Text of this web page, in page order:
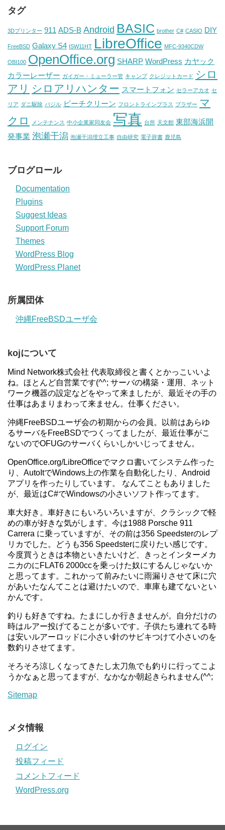
タグ
3Dプリンター 911 ADS-B Android BASIC brother C# CASIO DIY
FreeBSD Galaxy S4 ISW11HT LibreOffice MFC-9340CDW
OBI100 OpenOffice.org SHARP WordPress カヤック
カラーレーザー ガイガー・ミューラー管 キャンプ クレジットカード シロ
アリ シロアリハンター スマートフォン セラーアカオ セ
リア ダニ駆除 バジル ビーチクリーン フロントラインプラス ブラザー マ
クロ
メンテナンス 中小企業家同友会 写真 台所 天文館 東部海浜開
発事業 泡瀬干潟 泡瀬干潟埋立工事 自由研究 電子辞書 鹿児島
ブログロール
Documentation
Plugins
Suggest Ideas
Support Forum
Themes
WordPress Blog
WordPress Planet
所属団体
沖縄FreeBSDユーザ会
kojについて
Mind Network株式会社 代表取締役と書くとかっこいいよ
ね。ほとんど自営業です(^^; サーバの構築・運用、ネット
ワーク機器の設定などをやって来ましたが、最近その手の
仕事はあまりまわって来ません。仕事ください。
沖縄FreeBSDユーザ会の初期からの会員。以前はあらゆ
るサーバをFreeBSDでつくってましたが、最近仕事がこ
ないのでOFUGのサーバくらいしかいじってません。
OpenOffice.org/LibreOfficeでマクロ書いてシステム作った
り、AutoItでWindows上の作業を自動化したり、Android
アプリを作ったりしています。 なんてこともありました
が、最近はC#でWindowsの小さいソフト作ってます。
車大好き。車好きにもいろいろいますが、クラシックで軽
めの車が好きな気がします。今は1988 Porsche 911
Carrera に乗っていますが、その前は356 Speedsterのレプ
リカでした。どうも356 Speedsterに戻りたい感じです。
今度買うときは本物といきたいけど、きっとインターメカ
ニカのにFLAT6 2000ccを乗っけた奴にするんじゃないか
と思ってます。これかって前みたいに雨漏りさせて床に穴
があいたなんてことは避けたいので、車庫も建てないとい
かんです。
釣りも好きですね。たまにしか行きませんが。自分だけの
時はルアー投げてることが多いです。子供たち連れてる時
は安いルアーロッドに小さい針のサビキつけて小さいのを
数釣りさせてます。
そろそろ涼しくなってきたし太刀魚でも釣りに行ってこよ
うかなぁと思ってますが、なかなか朝起きられません(^^;
Sitemap
メタ情報
ログイン
投稿フィード
コメントフィード
WordPress.org